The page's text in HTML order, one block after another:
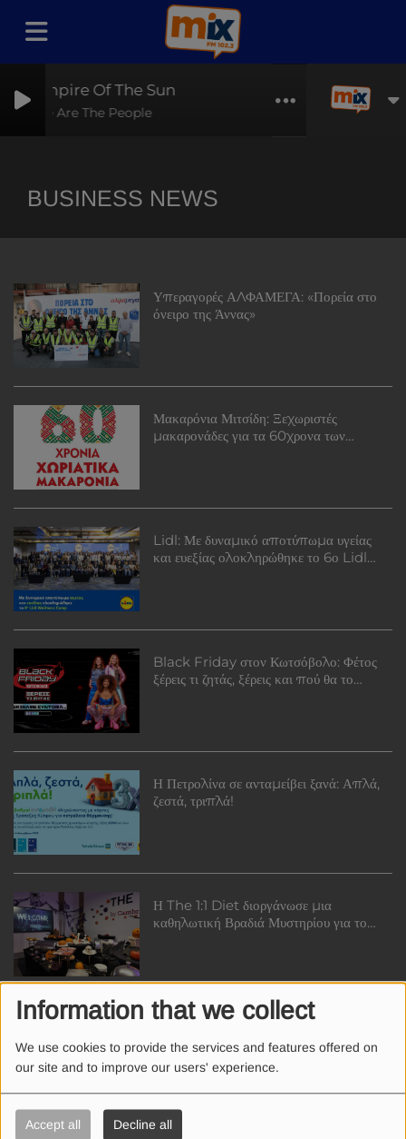
Information that we collect
We use cookies to provide the services and features offered on
our site and to improve our users' experience.
Accept all Decline all
Empire Of The Sun
We Are The People
BUSINESS NEWS
Υπεραγορές ΑΛΦΑΜΕΓΑ: «Πορεία στο
όνειρο της Άννας»
Μακαρόνια Μιτσίδη: Ξεχωριστές
μακαρονάδες για τα 60χρονα των
Lidl: Με δυναμικό αποτύπωμα υγείας
και ευεξίας ολοκληρώθηκε το 6ο Lidl
Black Friday στον Κωτσόβολο: Φέτος
ξέρεις τι ζητάς, ξέρεις και πού θα το
Η Πετρολίνα σε ανταμείβει ξανά: Απλά,
ζεστά, τριπλά!
Η The 1:1 Diet διοργάνωσε μια
καθηλωτική Βραδιά Μυστηρίου για το
ολοκληρώθηκε, προσφέροντας μια
ανεκτίμητη γαστρονομική εμπειρία
στην Κύπρο!